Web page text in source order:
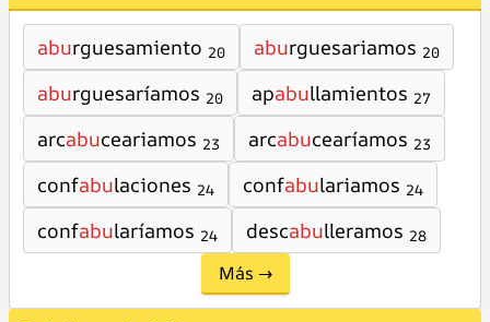
aburguesamiento 20 aburguesariamos 20
aburguesaríamos 20 apabullamientos 27
arcabuceariamos 23 arcabucearíamos 23
confabulaciones 24 confabulariamos 24
confabularíamos 24 descabulleramos 28
Más →